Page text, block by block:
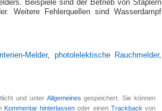
Beispiele sind der Betrieb von Staplern
Weitere Fehlerquellen sind Wasserdampf
Melder, photolelektische Rauchmelder,
und unter Allgemeines gespeichert. Sie können
Kommentar hinterlassen oder einen Trackback von